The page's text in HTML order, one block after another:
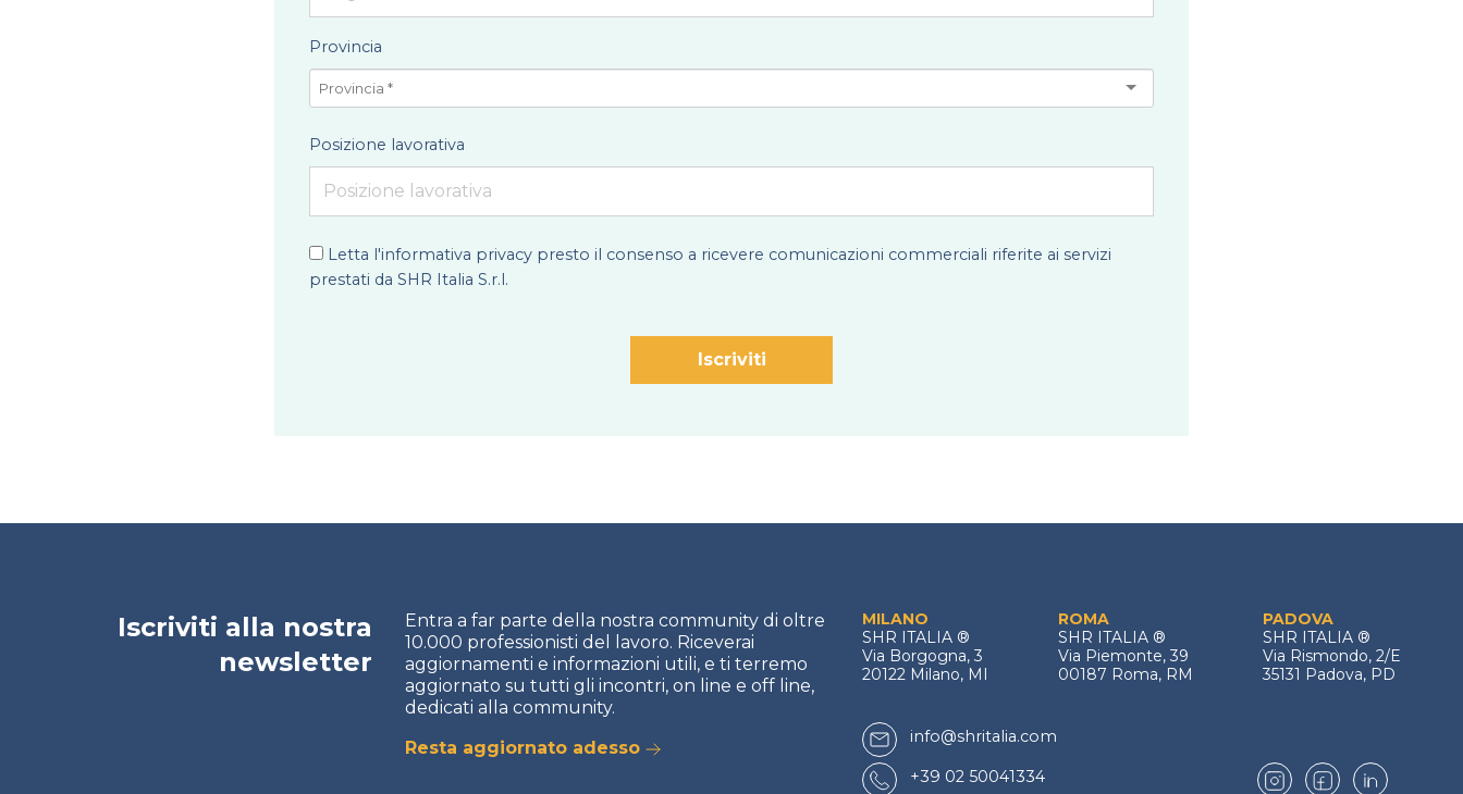
Provincia
Posizione lavorativa
Letta l'informativa privacy presto il consenso a ricevere comunicazioni commerciali riferite ai servizi
prestati da SHR Italia S.r.l.
Iscriviti alla nostra
newsletter
Entra a far parte della nostra community di oltre
10.000 professionisti del lavoro. Riceverai
aggiornamenti e informazioni utili, e ti terremo
aggiornato su tutti gli incontri, on line e off line,
dedicati alla community.
Resta aggiornato adesso
MILANO
SHR ITALIA ®
Via Borgogna, 3
20122 Milano, MI
ROMA
SHR ITALIA ®
Via Piemonte, 39
00187 Roma, RM
PADOVA
SHR ITALIA ®
Via Rismondo, 2/E
35131 Padova, PD
info@shritalia.com
+39 02 50041334